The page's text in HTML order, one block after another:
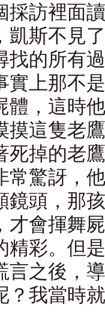
採訪裡面
凱斯不見
找的所有
實上那不
體，這時
摸這隻老
死掉的老
常驚訝，
鏡頭，那
才會揮舞
精彩。但
言之後，
？我當時